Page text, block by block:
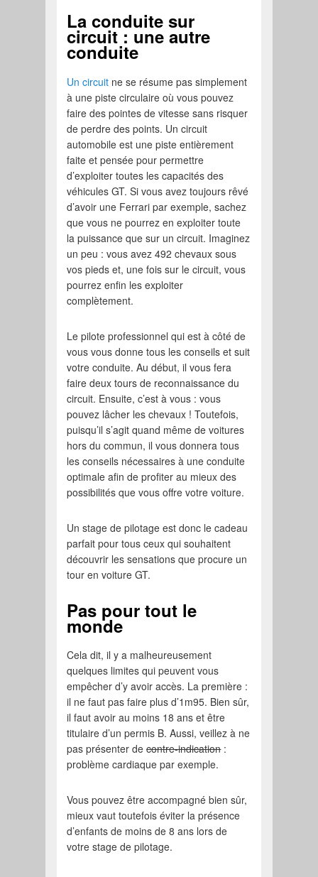
La conduite sur
circuit : une autre
conduite
Un circuit ne se résume pas simplement
à une piste circulaire où vous pouvez
faire des pointes de vitesse sans risquer
de perdre des points. Un circuit
automobile est une piste entièrement
faite et pensée pour permettre
d’exploiter toutes les capacités des
véhicules GT. Si vous avez toujours rêvé
d’avoir une Ferrari par exemple, sachez
que vous ne pourrez en exploiter toute
la puissance que sur un circuit. Imaginez
un peu : vous avez 492 chevaux sous
vos pieds et, une fois sur le circuit, vous
pourrez enfin les exploiter
complètement.
Le pilote professionnel qui est à côté de
vous vous donne tous les conseils et suit
votre conduite. Au début, il vous fera
faire deux tours de reconnaissance du
circuit. Ensuite, c’est à vous : vous
pouvez lâcher les chevaux ! Toutefois,
puisqu’il s’agit quand même de voitures
hors du commun, il vous donnera tous
les conseils nécessaires à une conduite
optimale afin de profiter au mieux des
possibilités que vous offre votre voiture.
Un stage de pilotage est donc le cadeau
parfait pour tous ceux qui souhaitent
découvrir les sensations que procure un
tour en voiture GT.
Pas pour tout le
monde
Cela dit, il y a malheureusement
quelques limites qui peuvent vous
empêcher d’y avoir accès. La première :
il ne faut pas faire plus d’1m95. Bien sûr,
il faut avoir au moins 18 ans et être
titulaire d’un permis B. Aussi, veillez à ne
pas présenter decontre-indication:
problème cardiaque par exemple.
Vous pouvez être accompagné bien sûr,
mieux vaut toutefois éviter la présence
d’enfants de moins de 8 ans lors de
votre stage de pilotage.